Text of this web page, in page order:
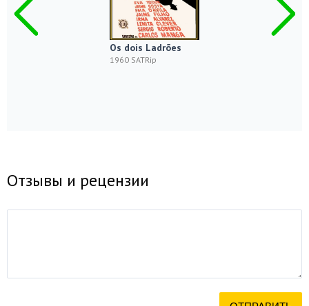
Os dois Ladrões
1960 SATRip
Отзывы и рецензии